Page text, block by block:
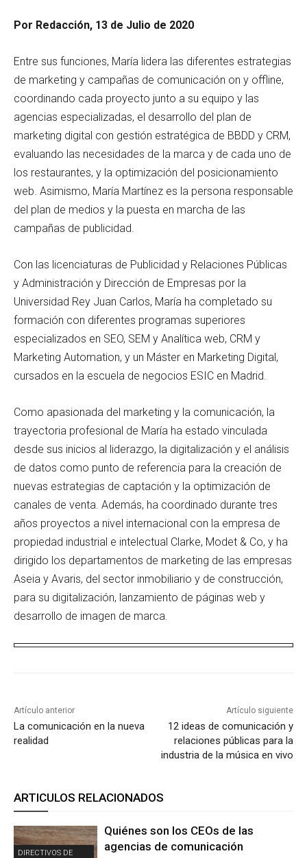
Por Redacción, 13 de Julio de 2020
Entre sus funciones, María lidera las diferentes estrategias
de marketing y campañas de comunicación on y offline,
coordinando cada proyecto junto a su equipo y las
agencias especializadas, el desarrollo del plan de
marketing digital con gestión estratégica de BBDD y CRM,
evaluando las necesidades de la marca y de cada uno de
los restaurantes, y la optimización del posicionamiento
web. Asimismo, María Martínez es la persona responsable
del plan de medios y la puesta en marcha de las
campañas de publicidad.
Con las licenciaturas de Publicidad y Relaciones Públicas
y Administración y Dirección de Empresas por la
Universidad Rey Juan Carlos, María ha completado su
formación con diferentes programas superiores
especializados en SEO, SEM y Analítica web, CRM y
Marketing Automation, y un Máster en Marketing Digital,
cursados en la escuela de negocios ESIC en Madrid.
Como apasionada del marketing y la comunicación, la
trayectoria profesional de María ha estado vinculada
desde sus inicios al liderazgo, la digitalización y el análisis
de datos como punto de referencia para la creación de
nuevas estrategias de captación y la optimización de
canales de venta. Además, ha coordinado durante tres
años proyectos a nivel internacional con la empresa de
propiedad industrial e intelectual Clarke, Modet & Co, y ha
dirigido los departamentos de marketing de las empresas
Aseia y Avaris, del sector inmobiliario y de construcción,
para su digitalización, lanzamiento de páginas web y
desarrollo de imagen de marca.
Artículo anterior
La comunicación en la nueva
realidad
Artículo siguiente
12 ideas de comunicación y
relaciones públicas para la
industria de la música en vivo
ARTICULOS RELACIONADOS
DIRECTIVOS DE
Quiénes son los CEOs de las
agencias de comunicación